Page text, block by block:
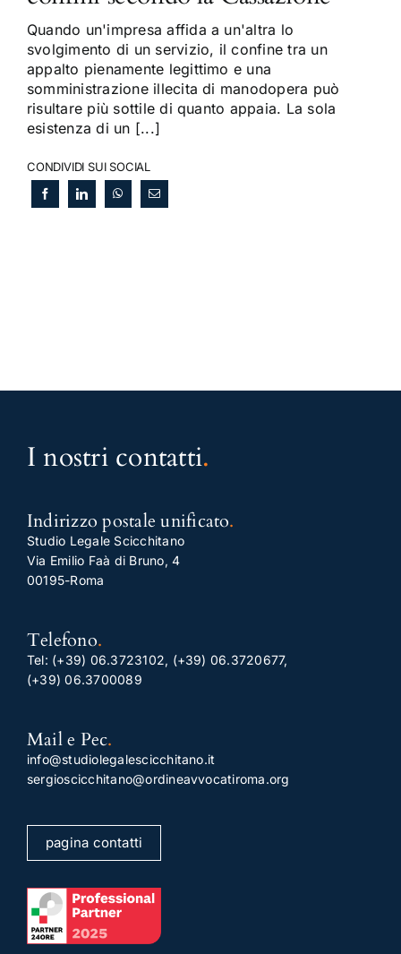
Quando un'impresa affida a un'altra lo
svolgimento di un servizio, il confine tra un
appalto pienamente legittimo e una
somministrazione illecita di manodopera può
risultare più sottile di quanto appaia. La sola
esistenza di un [...]
CONDIVIDI SUI SOCIAL
I nostri contatti.
Indirizzo postale unificato.
Studio Legale Scicchitano
Via Emilio Faà di Bruno, 4
00195-Roma
Telefono.
Tel: (+39) 06.3723102, (+39) 06.3720677,
(+39) 06.3700089
Mail e Pec.
info@studiolegalescicchitano.it
sergioscicchitano@ordineavvocatiroma.org
pagina contatti